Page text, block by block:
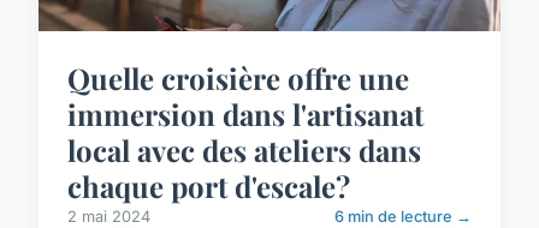
Quelle croisière offre une
immersion dans l'artisanat
local avec des ateliers dans
chaque port d'escale?
2 mai 2024 6 min de lecture →